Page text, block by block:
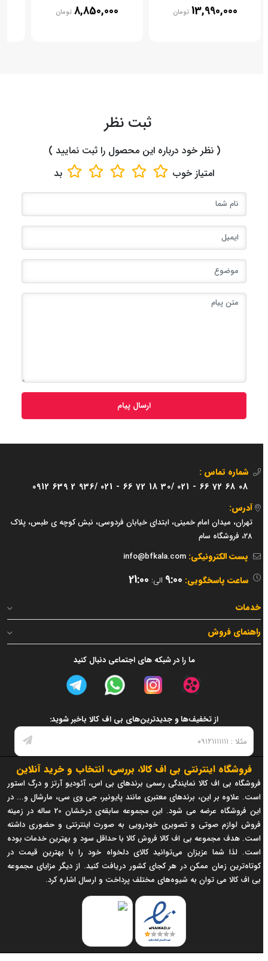
13,990,000 تومان 8,850,000 تومان
ثبت نظر
( نظر خود درباره این محصول را ثبت نمایید )
امتیاز خوب بد
ارسال پیام
شماره تماس :
021 - 66 72 68 08
021 - 66 72 18 30/
0912 639 2 936/
آدرس:
تهران، میدان امام خمینی، ابتدای خیابان فردوسی، نبش کوچه ی طبس، پلاک
28، فروشگاه سام
پست الکترونیکی:info@bfkala.com
ساعت پاسخگویی:9:00الی:21:00
خدمات
راهنمای فروش
ما را در شبکه های اجتماعی دنبال کنید
از تخفیف‌ها و جدیدترین‌های بی اف کالا باخبر شوید:
فروشگاه اینترنتی بی اف کالا، بررسی، انتخاب و خرید آنلاین
فروشگاه بی اف کالا نمایندگی رسمی برندهای بی اس، آئودیو آرتز و درگ استور
است. علاوه بر این، برندهای معتبری مانند پایونیر، جی وی سی، مارشال و... در
این فروشگاه عرضه می شود. این مجموعه سابقه‌ی درخشان 20 ساله در زمینه
فروش لوازم صوتی و تصویری خودرویی به صورت اینترنتی و حضوری داشته
است. هدف مجموعه بی اف کالا فروش کالا با حداقل سود و بهترین خدمات بوده
است. لذا شما عزیزان می‌توانید کالای دلخواه خود را با بهترین قیمت در
کوتاه‌ترین زمان ممکن در هر کجای کشور دریافت کنید. از دیگر مزایای مجموعه
بی اف کالا می توان به شیوه‌های مختلف پرداخت و ارسال اشاره کرد.